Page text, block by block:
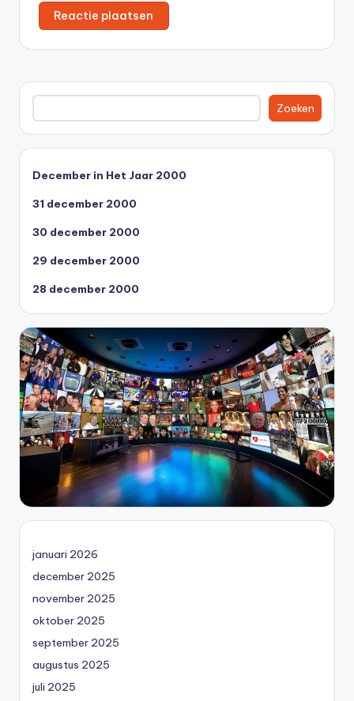
Zoeken
Zoeken
December in Het Jaar 2000
31 december 2000
30 december 2000
29 december 2000
28 december 2000
januari 2026
december 2025
november 2025
oktober 2025
september 2025
augustus 2025
juli 2025